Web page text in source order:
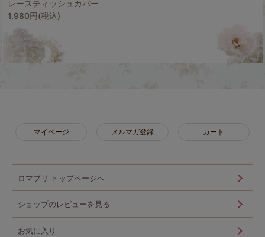
レースティッシュカバー
1,980円(税込)
マイページ メルマガ登録 カート
ロマプリ トップページへ
ショップのレビューを見る
お気に入り